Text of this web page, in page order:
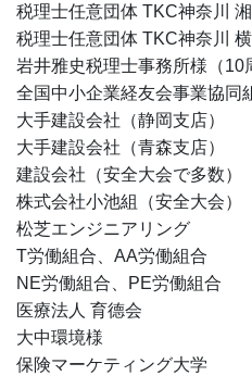
税理士任意団体 TKC神奈川
税理士任意団体 TKC神奈川
岩井雅史税理士事務所様（10
全国中小企業経友会事業協同
大手建設会社（静岡支店）
大手建設会社（青森支店）
建設会社（安全大会で多数）
株式会社小池組（安全大会）
松芝エンジニアリング
T労働組合、AA労働組合
NE労働組合、PE労働組合
医療法人 育德会
大中環境様
保険マーケティング大学